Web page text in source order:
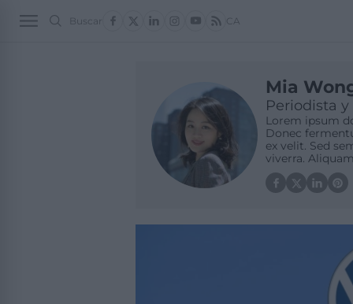
CA
Buscar
Mia
Periodista
Lorem ipsum
Donec
ex velit. Sed
viverra.